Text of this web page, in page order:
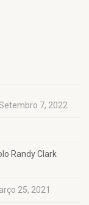
7, 2022
Randy Clark
25, 2021